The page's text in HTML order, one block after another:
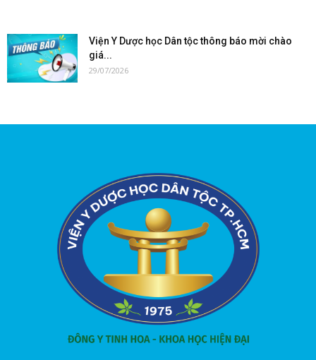
Viện Y Dược học Dân tộc thông báo mời chào
giá...
29/07/2026